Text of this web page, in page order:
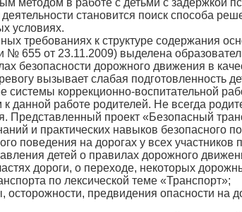
методом в работе с детьми с задержкой
становится поиск способа
условиях.
требованиях к структуре содержания
№ 655 от 23.11.2009) выделена
безопасности дорожного движения в
вызывает слабая подготовленность
системы коррекционно-воспитательной
данной работе родителей. Не всегда
Представленный проект «Безопасный
и практических навыков
поведения на дорогах у всех
детей о правилах дорожного
дороги, о переходе, некоторых
по лексической теме «Транспорт»;
осторожности, предвидения опасности на